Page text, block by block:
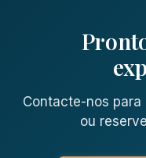
Contacte-nos
ou